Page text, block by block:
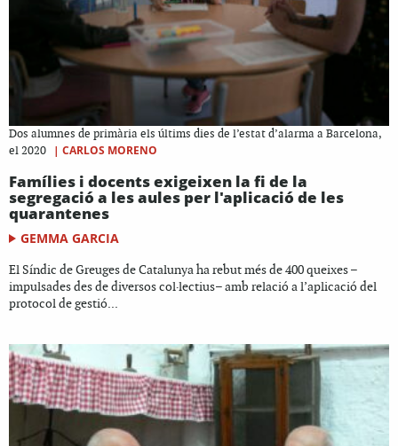
Dos alumnes de primària els últims dies de l’estat d’alarma a Barcelona,
el 2020
| CARLOS MORENO
Famílies i docents exigeixen la fi de la
segregació a les aules per l'aplicació de les
quarantenes
GEMMA GARCIA
El Síndic de Greuges de Catalunya ha rebut més de 400 queixes –
impulsades des de diversos col·lectius– amb relació a l’aplicació del
protocol de gestió...